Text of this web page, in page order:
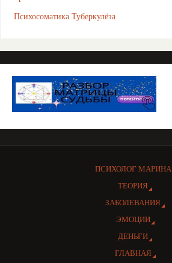
Психосоматика Туберкулёза
ПСИХОЛОГ МАРИНА
ТЕОРИЯ
ЗАБОЛЕВАНИЯ
ЭМОЦИИ
ДЕНЬГИ
ГЛАВНАЯ